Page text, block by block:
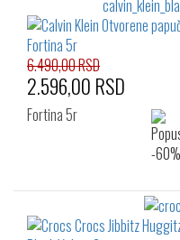
6.490,00 RSD
2.596,00 RSD
Fortina 5r